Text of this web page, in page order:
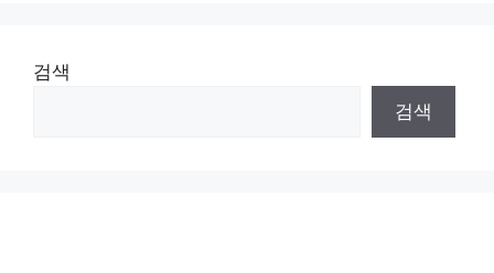
검색
검색